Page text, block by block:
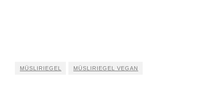
MÜSLIRIEGEL MÜSLIRIEGEL VEGAN